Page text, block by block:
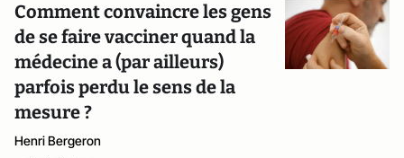
Comment convaincre les gens
de se faire vacciner quand la
médecine a (par ailleurs)
parfois perdu le sens de la
mesure ?
Henri Bergeron